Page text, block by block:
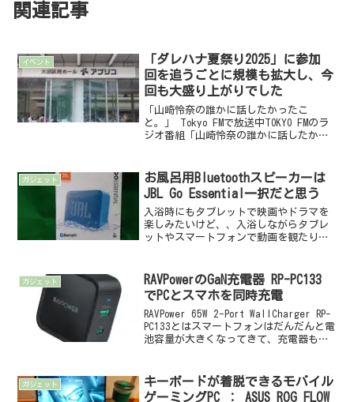
関連記事
イベント
「ダレハナ夏祭り2025」に参加
回を追うごとに規模も拡大し、今
回も大盛り上がりでした
「山崎怜奈の誰かに話したかったこ
と。」 Tokyo FMで放送中TOKYO FMのラ
ジオ番組「山崎怜奈の誰かに話したかっ
日の13:00から14:55まで生放送されてい
て...
ガジェット
お風呂用Bluetoothスピーカーは
JBL Go Essential一択だと思う
入浴時にもタブレットで映画やドラマを
楽しみたいけど、、入浴しながらタブレ
ットやスマートフォンで動画を観たり音
ートフォンであればスピーカーの性能も
いいので、本体から音を鳴...
ガジェット
RAVPowerのGaN充電器 RP-PC133
でPCとスマホを同時充電
RAVPower 65W 2-Port WallCharger RP-
PC133とはスマートフォンはだんだんと電
池容量が大きくなってきて、充電器も昔
うようになりました...
ガジェット
キーボードが着脱できるモバイル
ゲーミングPC ： ASUS ROG FLOW